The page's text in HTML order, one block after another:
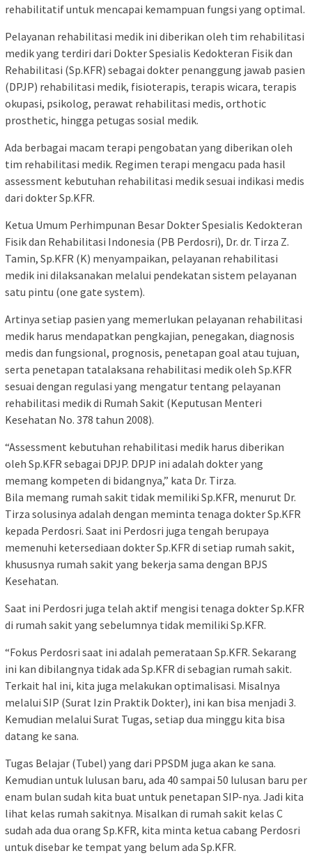
rehabilitatif untuk mencapai kemampuan fungsi yang optimal.
Pelayanan rehabilitasi medik ini diberikan oleh tim rehabilitasi
medik yang terdiri dari Dokter Spesialis Kedokteran Fisik dan
Rehabilitasi (Sp.KFR) sebagai dokter penanggung jawab pasien
(DPJP) rehabilitasi medik, fisioterapis, terapis wicara, terapis
okupasi, psikolog, perawat rehabilitasi medis, orthotic
prosthetic, hingga petugas sosial medik.
Ada berbagai macam terapi pengobatan yang diberikan oleh
tim rehabilitasi medik. Regimen terapi mengacu pada hasil
assessment kebutuhan rehabilitasi medik sesuai indikasi medis
dari dokter Sp.KFR.
Ketua Umum Perhimpunan Besar Dokter Spesialis Kedokteran
Fisik dan Rehabilitasi Indonesia (PB Perdosri), Dr. dr. Tirza Z.
Tamin, Sp.KFR (K) menyampaikan, pelayanan rehabilitasi
medik ini dilaksanakan melalui pendekatan sistem pelayanan
satu pintu (one gate system).
Artinya setiap pasien yang memerlukan pelayanan rehabilitasi
medik harus mendapatkan pengkajian, penegakan, diagnosis
medis dan fungsional, prognosis, penetapan goal atau tujuan,
serta penetapan tatalaksana rehabilitasi medik oleh Sp.KFR
sesuai dengan regulasi yang mengatur tentang pelayanan
rehabilitasi medik di Rumah Sakit (Keputusan Menteri
Kesehatan No. 378 tahun 2008).
“Assessment kebutuhan rehabilitasi medik harus diberikan
oleh Sp.KFR sebagai DPJP. DPJP ini adalah dokter yang
memang kompeten di bidangnya,” kata Dr. Tirza.
Bila memang rumah sakit tidak memiliki Sp.KFR, menurut Dr.
Tirza solusinya adalah dengan meminta tenaga dokter Sp.KFR
kepada Perdosri. Saat ini Perdosri juga tengah berupaya
memenuhi ketersediaan dokter Sp.KFR di setiap rumah sakit,
khususnya rumah sakit yang bekerja sama dengan BPJS
Kesehatan.
Saat ini Perdosri juga telah aktif mengisi tenaga dokter Sp.KFR
di rumah sakit yang sebelumnya tidak memiliki Sp.KFR.
“Fokus Perdosri saat ini adalah pemerataan Sp.KFR. Sekarang
ini kan dibilangnya tidak ada Sp.KFR di sebagian rumah sakit.
Terkait hal ini, kita juga melakukan optimalisasi. Misalnya
melalui SIP (Surat Izin Praktik Dokter), ini kan bisa menjadi 3.
Kemudian melalui Surat Tugas, setiap dua minggu kita bisa
datang ke sana.
Tugas Belajar (Tubel) yang dari PPSDM juga akan ke sana.
Kemudian untuk lulusan baru, ada 40 sampai 50 lulusan baru per
enam bulan sudah kita buat untuk penetapan SIP-nya. Jadi kita
lihat kelas rumah sakitnya. Misalkan di rumah sakit kelas C
sudah ada dua orang Sp.KFR, kita minta ketua cabang Perdosri
untuk disebar ke tempat yang belum ada Sp.KFR.